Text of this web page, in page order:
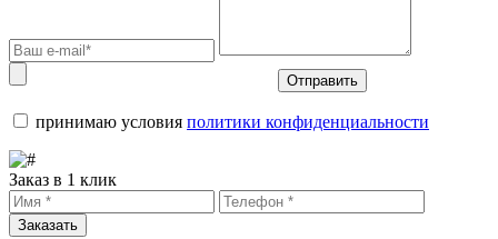
Отправить
принимаю условия политики конфиденциальности
Заказ в 1 клик
Заказать